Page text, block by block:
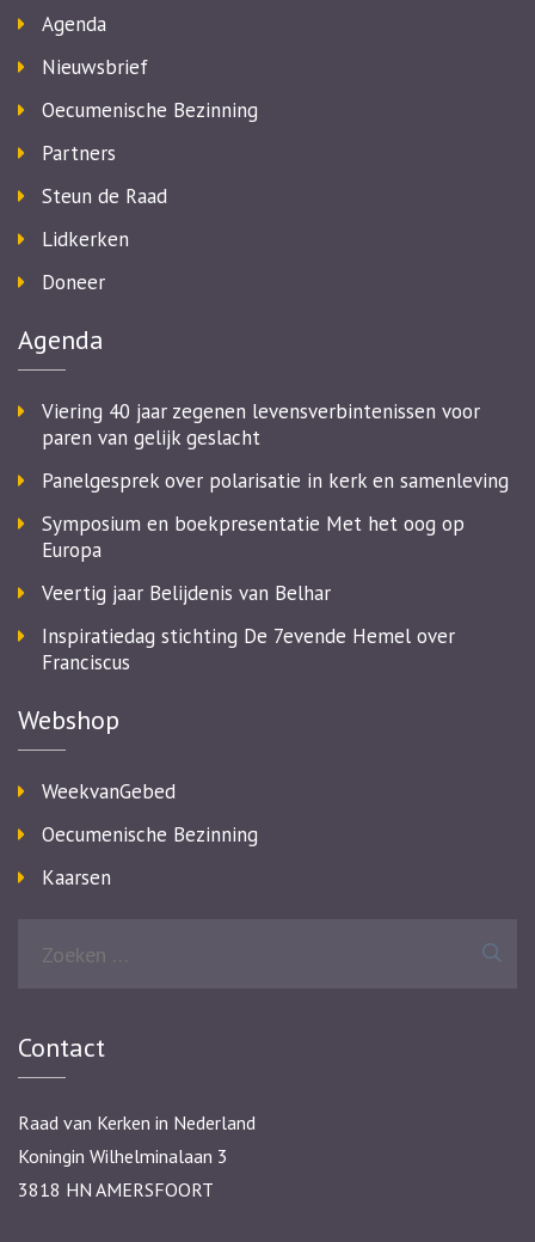
Agenda
Nieuwsbrief
Oecumenische Bezinning
Partners
Steun de Raad
Lidkerken
Doneer
Agenda
Viering 40 jaar zegenen levensverbintenissen voor
paren van gelijk geslacht
Panelgesprek over polarisatie in kerk en samenleving
Symposium en boekpresentatie Met het oog op
Europa
Veertig jaar Belijdenis van Belhar
Inspiratiedag stichting De 7evende Hemel over
Franciscus
Webshop
WeekvanGebed
Oecumenische Bezinning
Kaarsen
Contact
Raad van Kerken in Nederland
Koningin Wilhelminalaan 3
3818 HN AMERSFOORT